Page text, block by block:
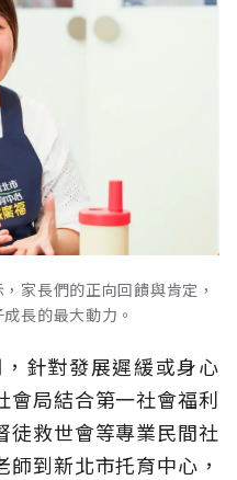
家長們的正向回饋與肯定，
長的最大動力。
針對發展遲緩或身心
會局結合第一社會福利
徒救世會等專業民間社
到新北市托育中心，